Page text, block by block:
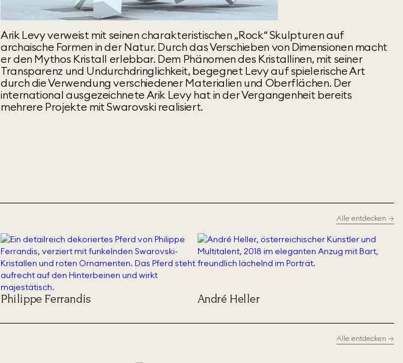
Arik Levy verweist mit seinen charakteristischen „Rock“ Skulpturen auf
archaische Formen in der Natur. Durch das Verschieben von Dimensionen macht
er den Mythos Kristall erlebbar. Dem Phänomen des Kristallinen, mit seiner
Transparenz und Undurchdringlichkeit, begegnet Levy auf spielerische Art
durch die Verwendung verschiedener Materialien und Oberflächen. Der
international ausgezeichnete Arik Levy hat in der Vergangenheit bereits
mehrere Projekte mit Swarovski realisiert.
Alle entdecken →
Philippe Ferrandis André Heller
Alle entdecken →